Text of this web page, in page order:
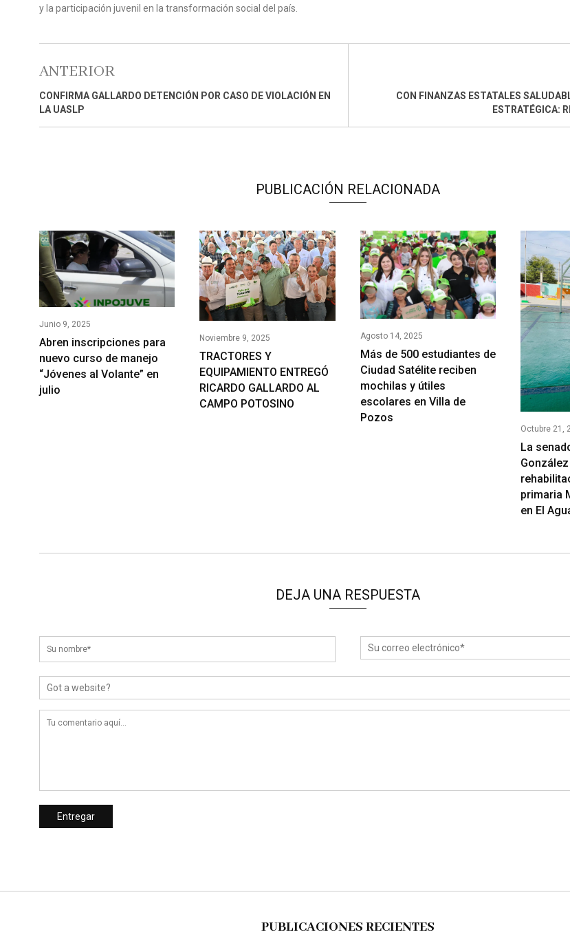
y la participación juvenil en la transformación social del país.
ANTERIOR
CONFIRMA GALLARDO DETENCIÓN POR CASO DE VIOLACIÓN EN
LA UASLP
CON FINANZAS ESTATALES
ESTRATÉGICA:
PUBLICACIÓN RELACIONADA
Junio 9, 2025
Abren inscripciones para
nuevo curso de manejo
“Jóvenes al Volante” en
julio
Noviembre 9, 2025
TRACTORES Y
EQUIPAMIENTO ENTREGÓ
RICARDO GALLARDO AL
CAMPO POTOSINO
Agosto 14, 2025
Más de 500 estudiantes de
Ciudad Satélite reciben
mochilas y útiles
escolares en Villa de
Pozos
Octubre 21,
La
primaria
en El
DEJA UNA RESPUESTA
PUBLICACIONES RECIENTES